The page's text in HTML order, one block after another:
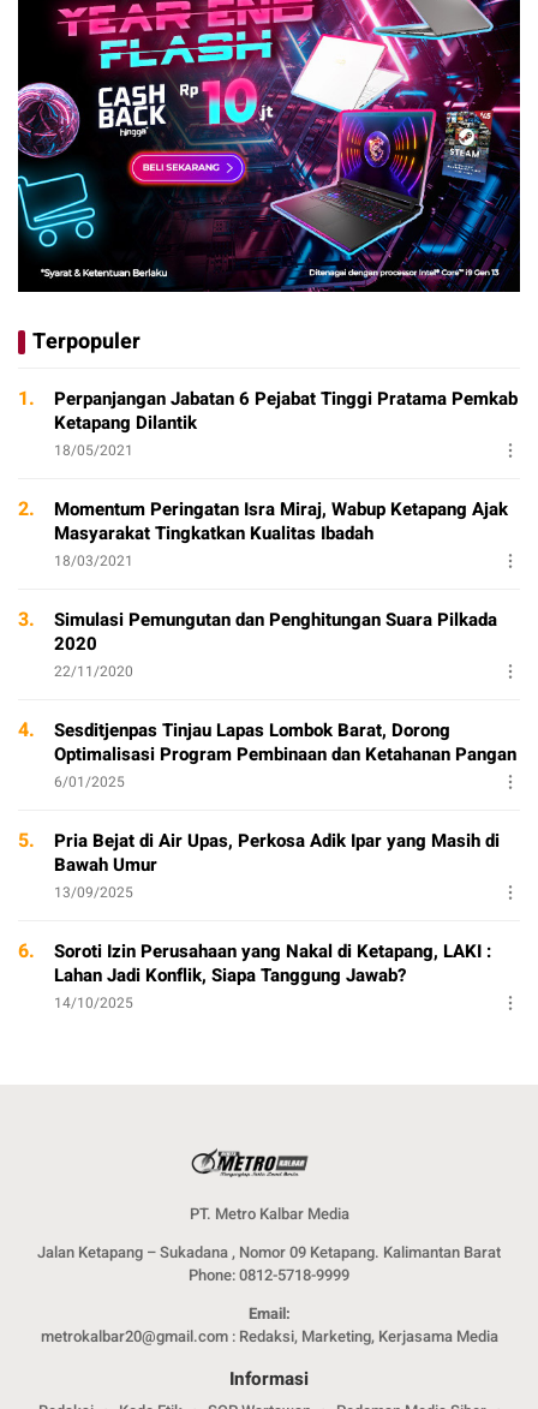
Terpopuler
1.
Perpanjangan Jabatan 6 Pejabat Tinggi Pratama Pemkab
Ketapang Dilantik
18/05/2021
2.
Momentum Peringatan Isra Miraj, Wabup Ketapang Ajak
Masyarakat Tingkatkan Kualitas Ibadah
18/03/2021
3.
Simulasi Pemungutan dan Penghitungan Suara Pilkada
2020
22/11/2020
4.
Sesditjenpas Tinjau Lapas Lombok Barat, Dorong
Optimalisasi Program Pembinaan dan Ketahanan Pangan
6/01/2025
5.
Pria Bejat di Air Upas, Perkosa Adik Ipar yang Masih di
Bawah Umur
13/09/2025
6.
Soroti Izin Perusahaan yang Nakal di Ketapang, LAKI :
Lahan Jadi Konflik, Siapa Tanggung Jawab?
14/10/2025
PT. Metro Kalbar Media
Jalan Ketapang – Sukadana , Nomor 09 Ketapang. Kalimantan Barat
Phone: 0812-5718-9999
Email:
metrokalbar20@gmail.com : Redaksi, Marketing, Kerjasama Media
Informasi